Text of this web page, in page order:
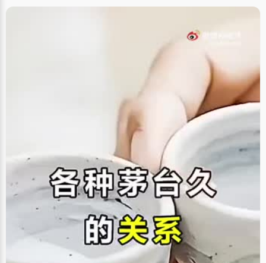
了，"暑假的时候在家看电视多了爸爸也会说我，而且从来不让我玩游戏。"
赵旭照下地干过农活，深刻体会到爸爸妈妈的辛苦，而且家里的大部分收入
都用在了自己的学习上，赵旭照感觉自己身上的责任很大，如果学习不好就
会愧对父母的辛苦。赵旭照从小我学习就特别好，初中的时候考了全市第
一，考上了重点初中，在村子里引起了不小的轰动，爸爸妈妈特别开心和欣
是特别踏实，感觉还没有发挥出最好的水平。"不过这个名次让赵旭照高兴了
但是每次大考总是出些这样那样的差错，跌出十名以外，同学们都调侃他是
关键时刻掉链子，高中三年从来就没有拿过奖学金。赵旭照尽管心里特别着
急，压力很大，尤其是高考之前的那段时间，一模和二模还是没有发挥好，
让赵旭照更加紧张起来，生怕高考又遇上这样的情况，几年的努力就白费
了。 这时候班主任孙老师察觉到了赵旭照的异样，就把赵旭照叫去谈话，给
他分析了失利的原因和解决的办法，告诉他，心态是最重要的，之前为了奖
学金考试，动机不好，难免给自己施压最后失利，所以要放下所有包袱，放
松心情，只要平时学得好就一定能考好。通过老师的几次开导，赵旭照感觉
心里的压力少了很多，每当郁闷的时候就写日记，将自己的烦恼写倾诉出来
写在本子上，自己给自己开导放松。 终于，在最后也最关键的一次考试中，
赵旭照终于考到了高中最重要的那个第一，爸爸妈妈都高兴极了，在家里摆
了三次酒席，宴请了所有的亲戚朋友。赵旭照亲自点了鞭炮，算是为自己庆
祝，十年努力终有所得。 上了北大之后，赵旭照感觉大学比高中更累更忙
了，平时课程就很多，没课的时间也要闷在实验室里做试验，每天天蒙蒙亮
出门，晚上回宿舍已经是星月在空了。这样的生活忙碌但是充实，也符合赵
旭照喜欢安静、研究的性格，故其选择了北大生命科学学院，"打算以后有机
会能出国继续读书"，赵旭照未来的理想就是当一个研究型的学者。